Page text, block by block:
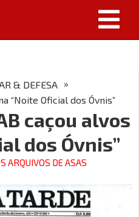
& DEFESA »
“Noite Oficial dos Óvnis”
caçou alvos
dos Óvnis”
ARQUIVOS DE ASAS